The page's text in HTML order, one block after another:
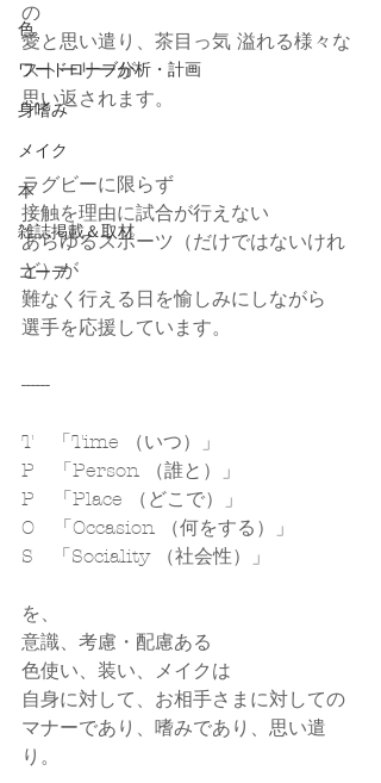
色
ワードローブ分析・計画
身嗜み
メイク
本
雑誌掲載＆取材
コーデ
の
愛と思い遣り、茶目っ気 溢れる様々な
ストーリーが
思い返されます。
ラグビーに限らず
接触を理由に試合が行えない
あらゆるスポーツ（だけではないけれ
ど）が
難なく行える日を愉しみにしながら
選手を応援しています。
------
T　「Time （いつ）」
P　「Person （誰と）」
P　「Place （どこで）」
O　「Occasion （何をする）」
S　「Sociality （社会性）」
を、
意識、考慮・配慮ある
色使い、装い、メイクは
自身に対して、お相手さまに対しての
マナーであり、嗜みであり、思い遣
り。